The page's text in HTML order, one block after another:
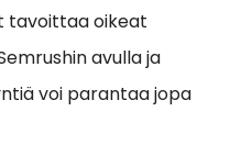
tavoittaa oikeat
avulla ja
voi parantaa jopa